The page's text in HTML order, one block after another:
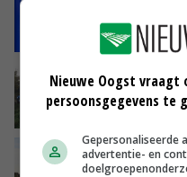
11-05-2026
Voorzichtig
04-11-2016
Van Dam,
Nieuwe Oogst vraagt
persoonsgegevens te
Gepersonaliseerde
advertentie- en